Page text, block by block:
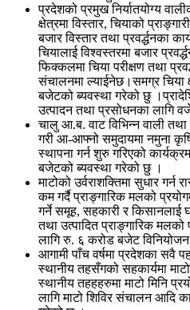
प्रदेशको प्रमुख निर्यातयोग्य
क्षेत्रमा विस्तार, चियाको
बजार विस्तार तथा प्रवर्द्धनका
चियालाई विश्वस्तरमा बजार
फिक्कलमा चिया परीक्षण तथा
संचालनमा ल्याईनेछ।समग्र
बजेटको ब्यवस्था गरेको छु
उत्पादन तथा प्रसोधनका लागि
चालु आ.ब. वाट विभिन्न वाली
गरी आ-आफ्नो समुदायमा नमुना
स्थापना गर्न शुरु गरिएको
बजेटको ब्यवस्था गरेको छु ।
माटोको उर्वराशक्तिमा सुधार
कम गर्दै प्राङ्गारिक मलको
गर्ने समूह, सहकारी र किसानलाई
तथा उत्पादित प्राङ्गारिक मलको
लागि रु. ६ करोड बजेट
आगामी पाँच वर्षमा प्रदेशका सवै
स्थानीय तहसँगको सहकार्यमा
स्थानीय तहहहरुमा माटो मिनि
लागि माटो शिविर संचालन आदि